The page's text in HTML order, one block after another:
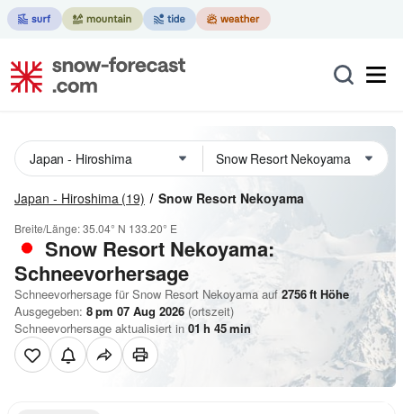
Japan - Hiroshima (19) Snow Resort Nekoyama
Breite/Länge:35.04° N 133.20° E
Snow Resort Nekoyama:
Schneevorhersage
Schneevorhersage für Snow Resort Nekoyama auf 2756ft Höhe
Ausgegeben: 8 pm 07 Aug 2026 (ortszeit)
Schneevorhersage aktualisiert in 01 h 45min